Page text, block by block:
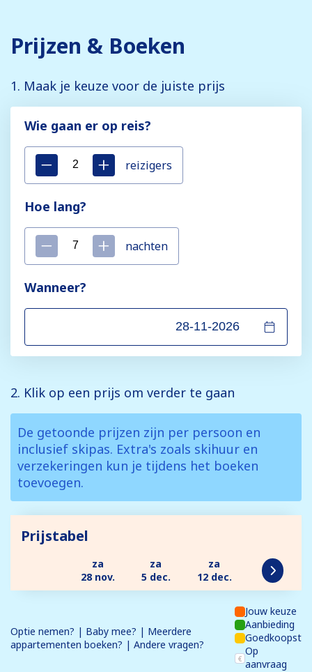
Prijzen & Boeken
1. Maak je keuze voor de juiste prijs
Wie gaan er op reis?
reizigers
Hoe lang?
nachten
Wanneer?
2. Klik op een prijs om verder te gaan
De getoonde prijzen zijn per persoon en
inclusief skipas. Extra's zoals skihuur en
verzekeringen kun je tijdens het boeken
toevoegen.
Prijstabel
za
28 nov.
za
5 dec.
za
12 dec.
Optie nemen? | Baby mee? | Meerdere
appartementen boeken? | Andere vragen?
Jouw keuze
Aanbieding
Goedkoopst
Op
aanvraag